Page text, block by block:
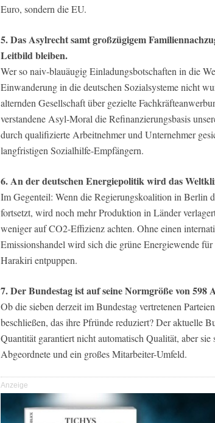
Euro, sondern die EU.
5. Das Asylrecht samt großzügigem
Leitbild bleiben.
Wer so naiv-blauäugig Einladungsbotschaften in die
Einwanderung in die deutschen Sozialsysteme nicht
alternden Gesellschaft über gezielte
verstandene Asyl-Moral die Refinanzierungsbasis
durch qualifizierte Arbeitnehmer und Unternehmer
langfristigen Sozialhilfe-Empfängern.
6. An der deutschen Energiepolitik wird das
Im Gegenteil: Wenn die Regierungskoalition in Berlin
fortsetzt, wird noch mehr Produktion in Länder
weniger auf CO2-Effizienz achten. Ohne einen
Emissionshandel wird sich die grüne Energiewende
Harakiri entpuppen.
7. Der Bundestag ist auf seine Normgröße von 598
Ob die sieben derzeit im Bundestag vertretenen
beschließen, das ihre Pfründe reduziert? Der aktuelle
Quantität garantiert nicht automatisch Qualität, aber
Abgeordnete und ein großes Mitarbeiter-Umfeld.
Anzeige